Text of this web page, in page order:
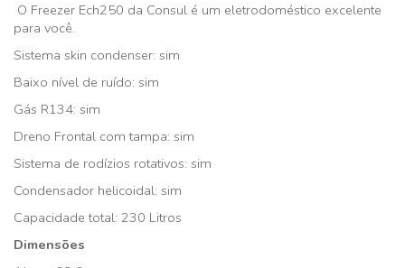
O Freezer Ech250 da Consul é um eletrodoméstico excelente
para você.
Sistema skin condenser: sim
Baixo nível de ruído: sim
Gás R134: sim
Dreno Frontal com tampa: sim
Sistema de rodízios rotativos: sim
Condensador helicoidal: sim
Capacidade total: 230 Litros
Dimensões